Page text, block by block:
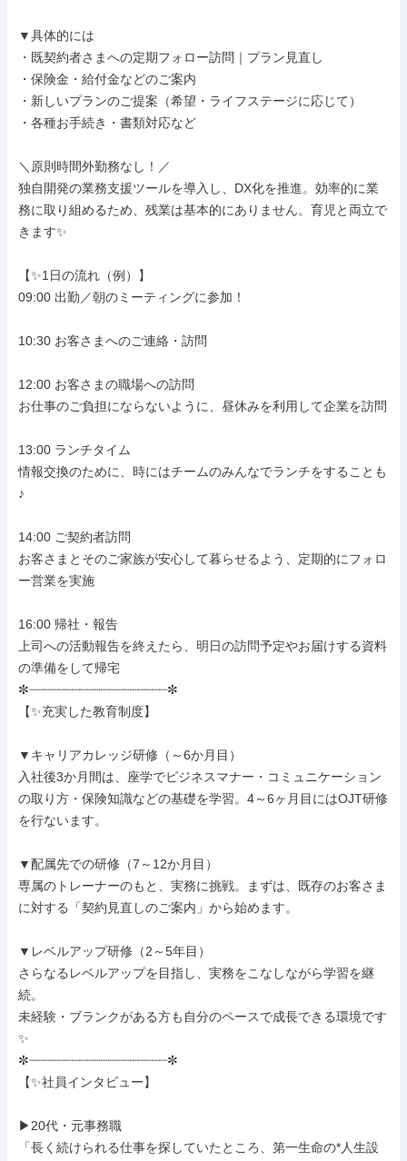
▼具体的には
・既契約者さまへの定期フォロー訪問｜プラン見直し
・保険金・給付金などのご案内
・新しいプランのご提案（希望・ライフステージに応じて）
・各種お手続き・書類対応など
＼原則時間外勤務なし！／
独自開発の業務支援ツールを導入し、DX化を推進。効率的に業
務に取り組めるため、残業は基本的にありません。育児と両立で
きます✨
【✨1日の流れ（例）】
09:00 出勤／朝のミーティングに参加！
10:30 お客さまへのご連絡・訪問
12:00 お客さまの職場への訪問
お仕事のご負担にならないように、昼休みを利用して企業を訪問
13:00 ランチタイム
情報交換のために、時にはチームのみんなでランチをすることも
♪
14:00 ご契約者訪問
お客さまとそのご家族が安心して暮らせるよう、定期的にフォロ
ー営業を実施
16:00 帰社・報告
上司への活動報告を終えたら、明日の訪問予定やお届けする資料
の準備をして帰宅
✼┈┈┈┈┈┈┈┈┈┈┈┈┈┈┈┈┈┈┈✼
【✨充実した教育制度】
▼キャリアカレッジ研修（～6か月目）
入社後3か月間は、座学でビジネスマナー・コミュニケーション
の取り方・保険知識などの基礎を学習。4～6ヶ月目にはOJT研修
を行ないます。
▼配属先での研修（7～12か月目）
専属のトレーナーのもと、実務に挑戦。まずは、既存のお客さま
に対する「契約見直しのご案内」から始めます。
▼レベルアップ研修（2～5年目）
さらなるレベルアップを目指し、実務をこなしながら学習を継
続。
未経験・ブランクがある方も自分のペースで成長できる環境です
✨
✼┈┈┈┈┈┈┈┈┈┈┈┈┈┈┈┈┈┈┈✼
【✨社員インタビュー】
▶20代・元事務職
「長く続けられる仕事を探していたところ、第一生命の*人生設